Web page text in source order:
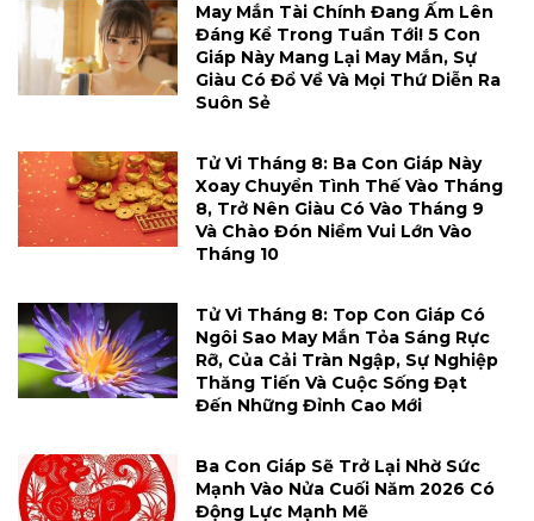
May Mắn Tài Chính Đang Ấm Lên
Đáng Kể Trong Tuần Tới! 5 Con
Giáp Này Mang Lại May Mắn, Sự
Giàu Có Đổ Về Và Mọi Thứ Diễn Ra
Suôn Sẻ
Tử Vi Tháng 8: Ba Con Giáp Này
Xoay Chuyển Tình Thế Vào Tháng
8, Trở Nên Giàu Có Vào Tháng 9
Và Chào Đón Niềm Vui Lớn Vào
Tháng 10
Tử Vi Tháng 8: Top Con Giáp Có
Ngôi Sao May Mắn Tỏa Sáng Rực
Rỡ, Của Cải Tràn Ngập, Sự Nghiệp
Thăng Tiến Và Cuộc Sống Đạt
Đến Những Đỉnh Cao Mới
Ba Con Giáp Sẽ Trở Lại Nhờ Sức
Mạnh Vào Nửa Cuối Năm 2026 Có
Động Lực Mạnh Mẽ